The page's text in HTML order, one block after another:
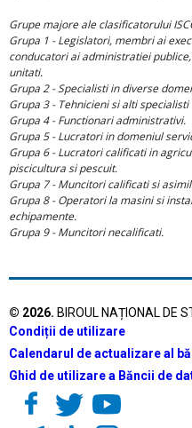
Grupe majore ale clasificatorului
Grupa 1 - Legislatori, membri ai
conducatori ai administratiei
unitati.
Grupa 2 - Specialisti in diverse
Grupa 3 - Tehnicieni si alti
Grupa 4 - Functionari administrativi.
Grupa 5 - Lucratori in domeniul
Grupa 6 - Lucratori calificati in
piscicultura si pescuit.
Grupa 7 - Muncitori calificati si
Grupa 8 - Operatori la masini si
echipamente.
Grupa 9 - Muncitori necalificati.
© 2026. BIROUL NAȚIONAL DE
Condiții de utilizare
Calendarul de actualizare al
Ghid de utilizare a Băncii de